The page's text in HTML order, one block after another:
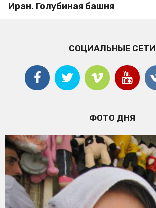
Иран. Голубиная башня
СОЦИАЛЬНЫЕ СЕТИ
ФОТО ДНЯ